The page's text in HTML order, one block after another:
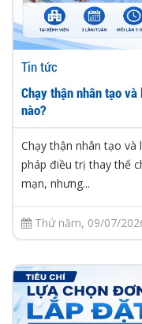
Tin tức
Chạy thận nhân tạo
nào?
Chạy thận nhân tạo
pháp điều trị thay thế
mạn, nhưng...
Thứ năm, 09/07/